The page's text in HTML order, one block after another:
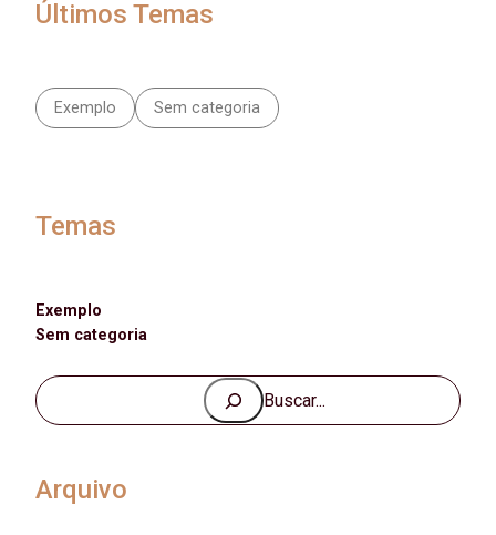
Últimos Temas
Exemplo Sem categoria
Temas
Exemplo
Sem categoria
P
e
q
uArquivo